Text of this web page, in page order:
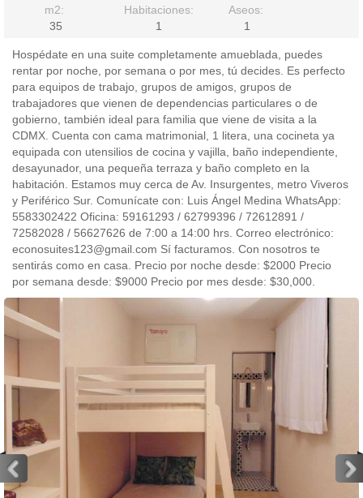
m2:
35
Habitaciones:
1
Aseos:
1
Hospédate en una suite completamente amueblada, puedes
rentar por noche, por semana o por mes, tú decides. Es perfecto
para equipos de trabajo, grupos de amigos, grupos de
trabajadores que vienen de dependencias particulares o de
gobierno, también ideal para familia que viene de visita a la
CDMX. Cuenta con cama matrimonial, 1 litera, una cocineta ya
equipada con utensilios de cocina y vajilla, baño independiente,
desayunador, una pequeña terraza y baño completo en la
habitación. Estamos muy cerca de Av. Insurgentes, metro Viveros
y Periférico Sur. Comunícate con: Luis Ángel Medina WhatsApp:
5583302422 Oficina: 59161293 / 62799396 / 72612891 /
72582028 / 56627626 de 7:00 a 14:00 hrs. Correo electrónico:
econosuites123@gmail.com Sí facturamos. Con nosotros te
sentirás como en casa. Precio por noche desde: $2000 Precio
por semana desde: $9000 Precio por mes desde: $30,000.
<